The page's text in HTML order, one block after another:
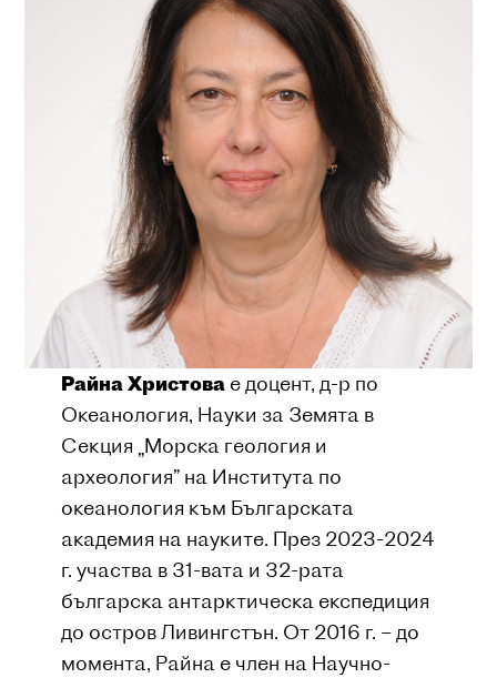
Райна Христовае доцент, д-р по
Океанология, Науки за Земята в
Секция „Морска геология и
археология” на Института по
океанология към Българската
академия на науките. През 2023-2024
г. участва в 31-вата и 32-рата
българска антарктическа експедиция
до остров Ливингстън. От 2016 г. – до
момента, Райна е член на Научно-